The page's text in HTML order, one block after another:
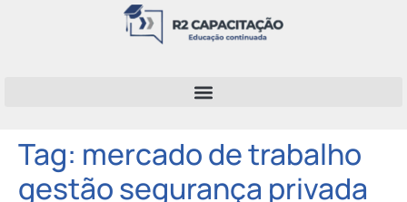
Tag: mercado de trabalho
gestão segurança privada